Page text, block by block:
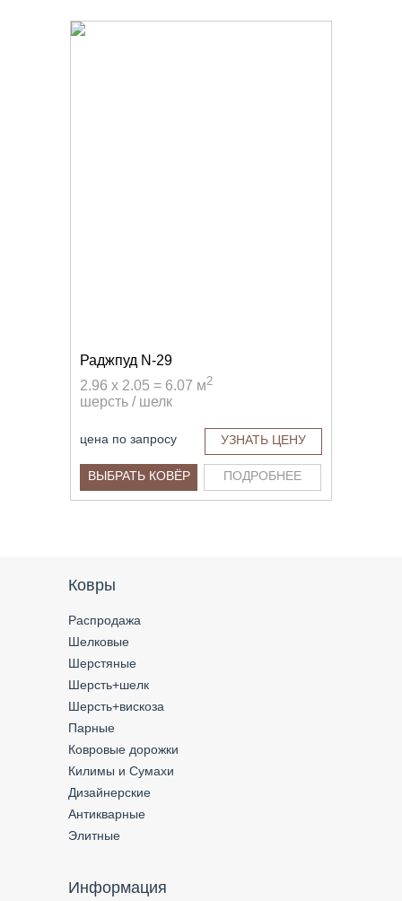
Раджпуд N-29
2.96 x 2.05 = 6.07 м2
шерсть / шелк
цена по запросу УЗНАТЬ ЦЕНУ
ВЫБРАТЬ КОВЁР ПОДРОБНЕЕ
Ковры
Распродажа
Шелковые
Шерстяные
Шерсть+шелк
Шерсть+вискоза
Парные
Ковровые дорожки
Килимы и Сумахи
Дизайнерские
Антикварные
Элитные
Информация